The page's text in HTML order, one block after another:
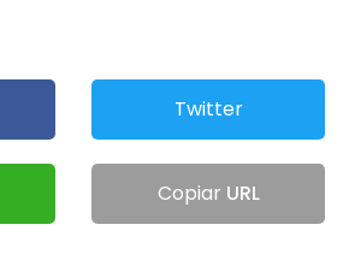
Twitter
Copiar URL